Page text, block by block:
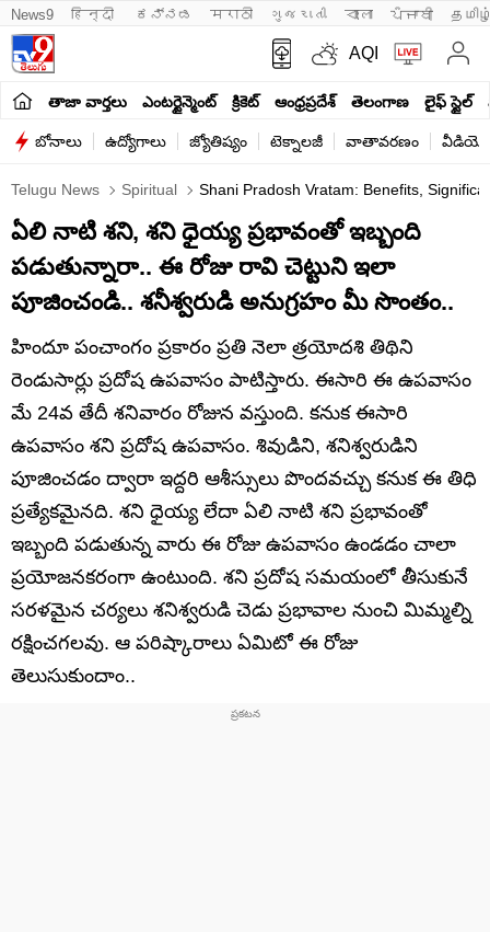
News9 हिन्दी ಕನ್ನಡ मराठी ગુજરાતી বাংলা ਪੰਜਾਬੀ
AQI
తాజా వార్తలు ఎంటర్టైన్మెంట్ క్రికెట్ ఆంధ్రప్రదేశ్ తెలంగాణ లైఫ్ స్టైల్
బోనాలు ఉద్యోగాలు జ్యోతిష్యం టెక్నాలజీ వాతావరణం
Telugu News Spiritual Shani Pradosh Vratam: Benefits,
ఏలి నాటి శని, శని ధైయ్య ప్రభావంతో ఇబ్బంది
పడుతున్నారా.. ఈ రోజు రావి చెట్టుని ఇలా
పూజించండి.. శనీశ్వరుడి అనుగ్రహం మీ సొంతం..
హిందూ పంచాంగం ప్రకారం ప్రతి నెలా త్రయోదశి తిథిని
రెండుసార్లు ప్రదోష ఉపవాసం పాటిస్తారు. ఈసారి ఈ ఉపవాసం
మే 24వ తేదీ శనివారం రోజున వస్తుంది. కనుక ఈసారి
ఉపవాసం శని ప్రదోష ఉపవాసం. శివుడిని, శనిశ్వరుడిని
పూజించడం ద్వారా ఇద్దరి ఆశీస్సులు పొందవచ్చు కనుక ఈ తిధి
ప్రత్యేకమైనది. శని ధైయ్య లేదా ఏలి నాటి శని ప్రభావంతో
ఇబ్బంది పడుతున్న వారు ఈ రోజు ఉపవాసం ఉండడం చాలా
ప్రయోజనకరంగా ఉంటుంది. శని ప్రదోష సమయంలో తీసుకునే
సరళమైన చర్యలు శనిశ్వరుడి చెడు ప్రభావాల నుంచి మిమ్మల్ని
రక్షించగలవు. ఆ పరిష్కారాలు ఏమిటో ఈ రోజు
తెలుసుకుందాం..